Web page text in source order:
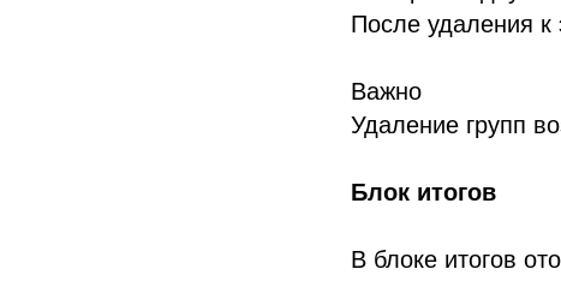
После удаления к
Важно
Удаление групп
Блок итогов
В блоке итогов